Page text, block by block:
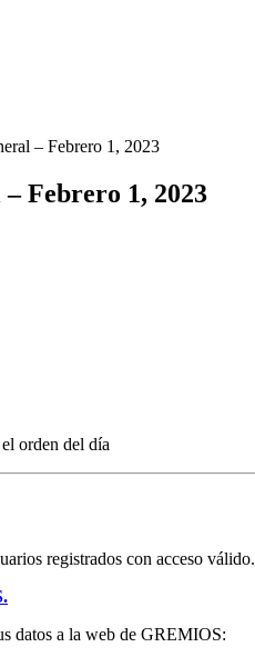
– Febrero 1, 2023
Febrero 1, 2023
orden del día
registrados con acceso válido.
datos a la web de GREMIOS: